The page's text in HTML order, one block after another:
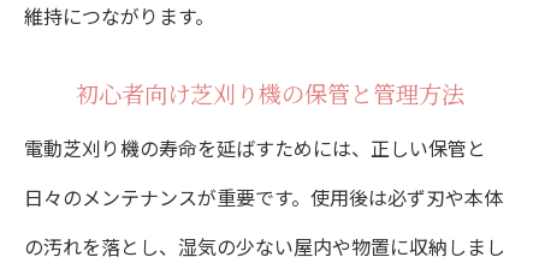
維持につながります。
初心者向け芝刈り機の保管と管理方法
電動芝刈り機の寿命を延ばすためには、正しい保管と
日々のメンテナンスが重要です。使用後は必ず刃や本体
の汚れを落とし、湿気の少ない屋内や物置に収納しまし